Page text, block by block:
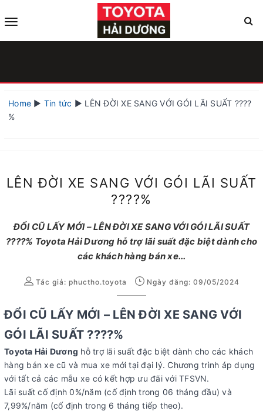
Home ▶️ Tin tức ▶️ LÊN ĐỜI XE SANG VỚI GÓI LÃI SUẤT ????
%
LÊN ĐỜI XE SANG VỚI GÓI LÃI SUẤT
????%
ĐỔI CŨ LẤY MỚI – LÊN ĐỜI XE SANG VỚI GÓI LÃI SUẤT
????% Toyota Hải Dương hỗ trợ lãi suất đặc biệt dành cho
các khách hàng bán xe...
Tác giả: phuctho.toyota Ngày đăng: 09/05/2024
ĐỔI CŨ LẤY MỚI – LÊN ĐỜI XE SANG VỚI
GÓI LÃI SUẤT ????%
Toyota Hải Dương hỗ trợ lãi suất đặc biệt dành cho các khách
hàng bán xe cũ và mua xe mới tại đại lý. Chương trình áp dụng
với tất cả các mẫu xe có kết hợp ưu đãi với TFSVN.
Lãi suất cố định 0%/năm (cố định trong 06 tháng đầu) và
7,99%/năm (cố định trong 6 tháng tiếp theo).